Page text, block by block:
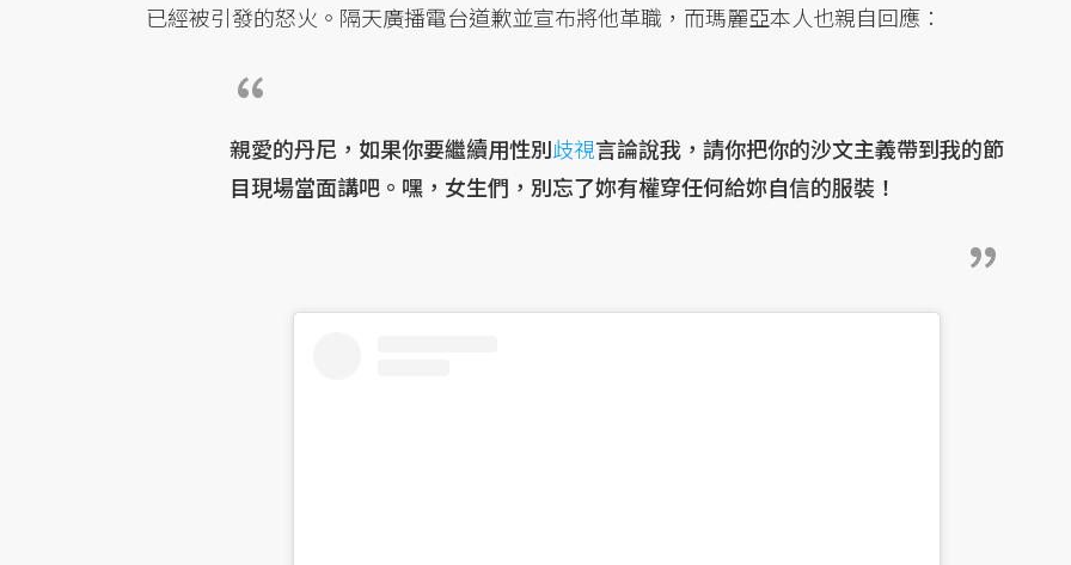
已經被引發的怒火。隔天廣播電台道歉並宣布將他革職，而瑪麗亞本人也親自回應：
親愛的丹尼，如果你要繼續用性別歧視言論說我，請你把你的沙文主義帶到我的節
目現場當面講吧。嘿，女生們，別忘了妳有權穿任何給妳自信的服裝！